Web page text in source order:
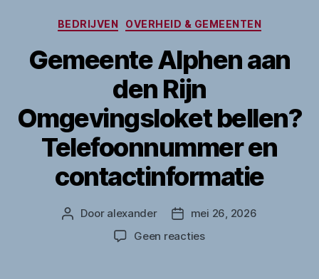
Categorieën
BEDRIJVEN OVERHEID & GEMEENTEN
Gemeente Alphen aan
den Rijn
Omgevingsloket bellen?
Telefoonnummer en
contactinformatie
Berichtauteur
Door alexander Berichtdatum
mei 26, 2026
Geen reactiesop